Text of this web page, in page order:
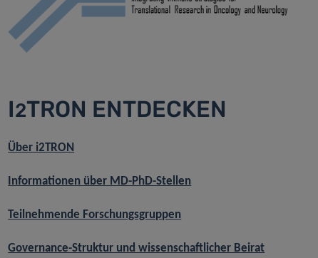
I2TRON ENTDECKEN
Über i2TRON
Informationen über MD-PhD-Stellen
Teilnehmende Forschungsgruppen
Governance-Struktur und wissenschaftlicher Beirat